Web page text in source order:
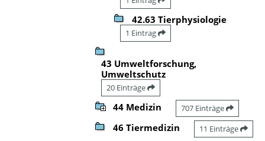
42.63 Tierphysiologie
1 Eintrag
43 Umweltforschung,
Umweltschutz
20 Einträge
44 Medizin 707 Einträge
46 Tiermedizin 11 Einträge